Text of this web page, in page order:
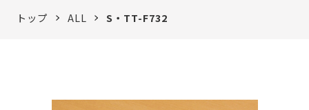
トップ ALL S・TT-F732